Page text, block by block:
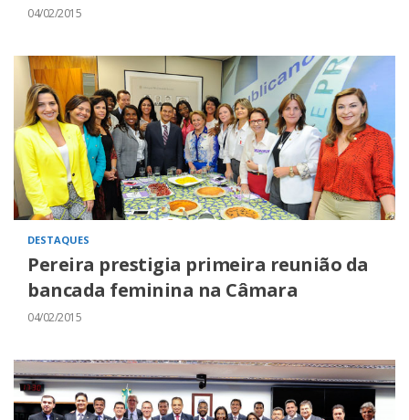
04/02/2015
DESTAQUES
Pereira prestigia primeira reunião da
bancada feminina na Câmara
04/02/2015